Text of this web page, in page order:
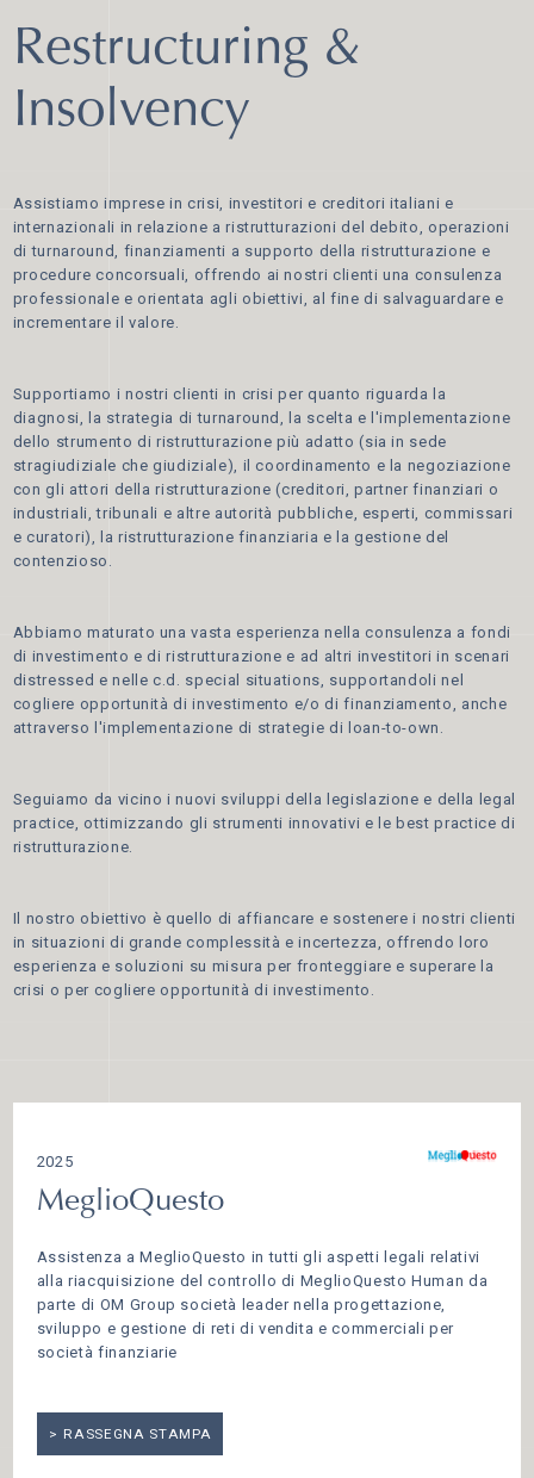
Restructuring &
Insolvency
Assistiamo imprese in crisi, investitori e creditori italiani e
internazionali in relazione a ristrutturazioni del debito, operazioni
di turnaround, finanziamenti a supporto della ristrutturazione e
procedure concorsuali, offrendo ai nostri clienti una consulenza
professionale e orientata agli obiettivi, al fine di salvaguardare e
incrementare il valore.
Supportiamo i nostri clienti in crisi per quanto riguarda la
diagnosi, la strategia di turnaround, la scelta e l'implementazione
dello strumento di ristrutturazione più adatto (sia in sede
stragiudiziale che giudiziale), il coordinamento e la negoziazione
con gli attori della ristrutturazione (creditori, partner finanziari o
industriali, tribunali e altre autorità pubbliche, esperti, commissari
e curatori), la ristrutturazione finanziaria e la gestione del
contenzioso.
Abbiamo maturato una vasta esperienza nella consulenza a fondi
di investimento e di ristrutturazione e ad altri investitori in scenari
distressed e nelle c.d. special situations, supportandoli nel
cogliere opportunità di investimento e/o di finanziamento, anche
attraverso l'implementazione di strategie di loan-to-own.
Seguiamo da vicino i nuovi sviluppi della legislazione e della legal
practice, ottimizzando gli strumenti innovativi e le best practice di
ristrutturazione.
Il nostro obiettivo è quello di affiancare e sostenere i nostri clienti
in situazioni di grande complessità e incertezza, offrendo loro
esperienza e soluzioni su misura per fronteggiare e superare la
crisi o per cogliere opportunità di investimento.
2025
MeglioQuesto
Assistenza a MeglioQuesto in tutti gli aspetti legali relativi
alla riacquisizione del controllo di MeglioQuesto Human da
parte di OM Group società leader nella progettazione,
sviluppo e gestione di reti di vendita e commerciali per
società finanziarie
RASSEGNA STAMPA